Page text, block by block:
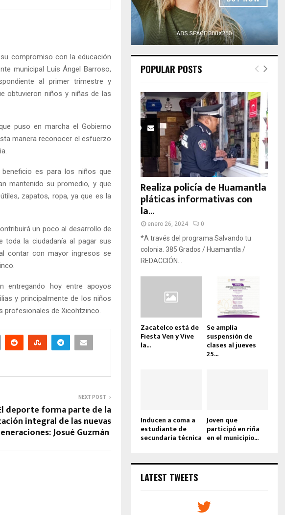
compromiso con la educación
municipal Luis Ángel Barroso,
al primer trimestre y
obtuvieron niños y niñas de las
puso en marcha el Gobierno
manera reconocer el esfuerzo
es para los niños que
mantenido su promedio, y que
zapatos, ropa, ya que es la
un poco al desarrollo de
la ciudadanía al pagar sus
contar con mayor ingresos se
hoy entre apoyos
y principalmente de los niños
profesionales de Xicohtzinco.
NEXT POST
deporte forma parte de la
integral de las nuevas
Josué Guzmán
POPULAR POSTS
Realiza policía de Huamantla
pláticas informativas con
la...
enero 26, 2024 0
*A través del programa Salvando tu
colonia. 385 Grados / Huamantla /
REDACCIÓN...
Zacatelco está de
Fiesta Ven y Vive
la...
Se amplía
suspensión de
clases al jueves
25...
Inducen a coma a
estudiante de
secundaria técnica
Joven que
participó en riña
en el municipio...
LATEST TWEETS